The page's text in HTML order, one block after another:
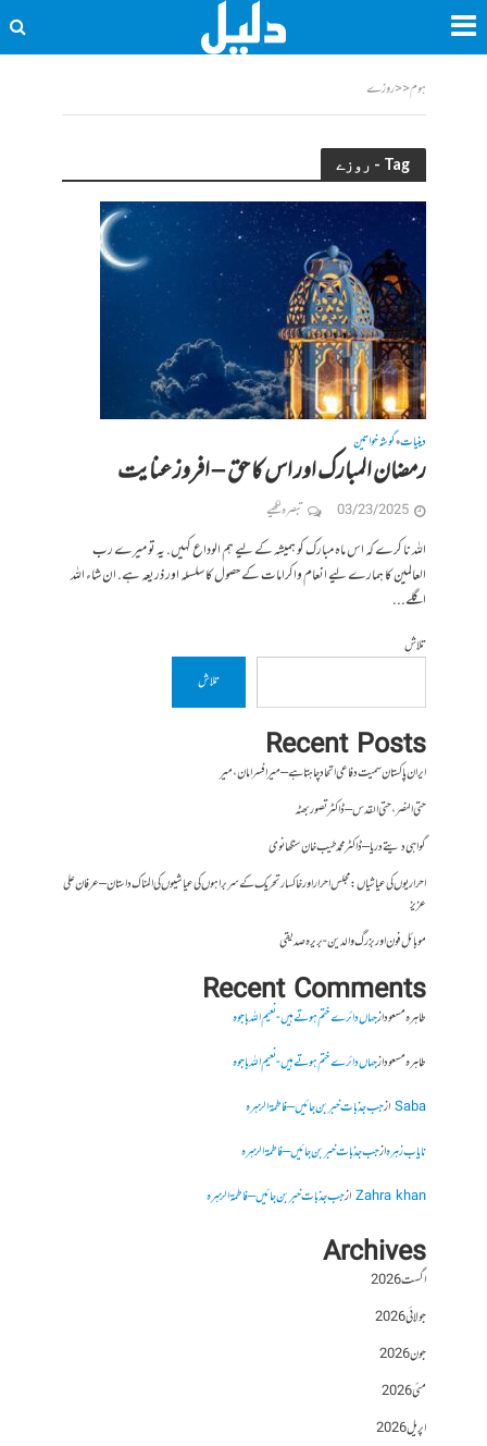
ہوم<<روزے
Tag - روزے
دینیات•گوشہ خواتین
رمضان المبارک اور اس کا حق – افروز عنایت
03/23/2025 تبصرہ لکھیے
اللہ نا کرے کہ اس ماہ مبارک کو ہمیشہ کے لیے ہم الوداع کہیں. یہ تو میرے رب
العالمین کا ہمارے لیے انعام واکرامات کے حصول کا سلسلہ اور ذریعہ ہے. ان شاء اللہ
اگلے...
تلاش
تلاش
Recent Posts
ایران پاکستان سمیت دفاعی اتحاد چاہتا ہے – میر افسر امان،میر
حتی النصر ، حتی القدس – ڈاکٹر تصور بھٹہ
گواہی دیتے دریا – ڈاکٹر محمد طیب خان سنگھانوی
احراریوں کی عیاشیاں : مجلس احرار اور خاکسار تحریک کے سربراہوں کی عیاشیوں کی المناک داستان – عرفان علی
عزیز
موبائل فون اور بزرگ والدین- بریرہ صدیقی
Recent Comments
طاہرہ مسعودازجہاں دائرے ختم ہوتے ہیں- نعیم اللہ باجوہ
طاہرہ مسعودازجہاں دائرے ختم ہوتے ہیں- نعیم اللہ باجوہ
Sabaازجب جذبات خبر بن جائیں – فاطمۃالزہرہ
نایاب زہرہازجب جذبات خبر بن جائیں – فاطمۃالزہرہ
Zahra khanازجب جذبات خبر بن جائیں – فاطمۃالزہرہ
Archives
اگست 2026
جولائی 2026
جون 2026
مئی 2026
اپریل 2026